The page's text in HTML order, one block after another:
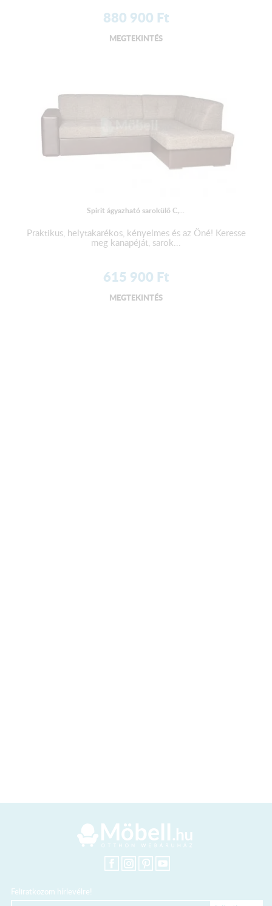
880 900 Ft
MEGTEKINTÉS
Spirit ágyazható sarokülő C,...
Praktikus, helytakarékos, kényelmes és az Öné! Keresse
meg kanapéját, sarok...
615 900 Ft
MEGTEKINTÉS
Feliratkozom hírlevélre!